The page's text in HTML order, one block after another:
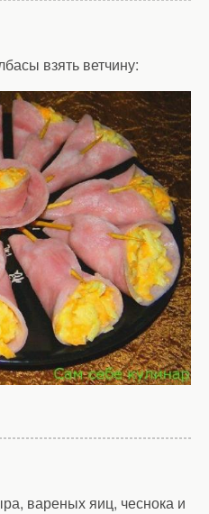
взять ветчину:
вареных яиц, чеснока и